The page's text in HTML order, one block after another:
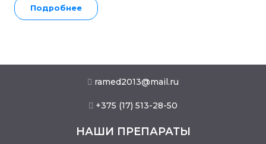
Подробнее
ramed2013@mail.ru
+375 (17) 513-28-50
НАШИ ПРЕПАРАТЫ